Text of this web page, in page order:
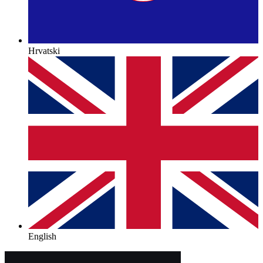
Hrvatski
English